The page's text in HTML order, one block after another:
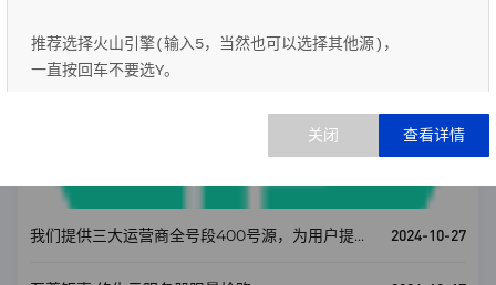
隐私政策
2023-12-15
我们提供三大运营商全号段400号源，为用户提供
2024-10-27
推荐选择火山引擎(输入5，当然也可以选择其他源)，
一直按回车不要选Y。
http://linux.hengfengyun.top/
根据实际选择执行。
源更换完成后，即可正常安装软件。
如需了解更多信息，请访问：查看CentOS官方公告